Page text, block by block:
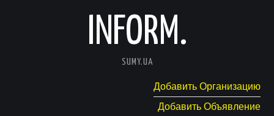
INFORM.
SUMY.UA
Добавить Организацию
Добавить Объявление